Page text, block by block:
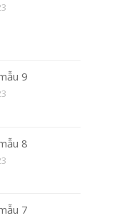
9
8
7